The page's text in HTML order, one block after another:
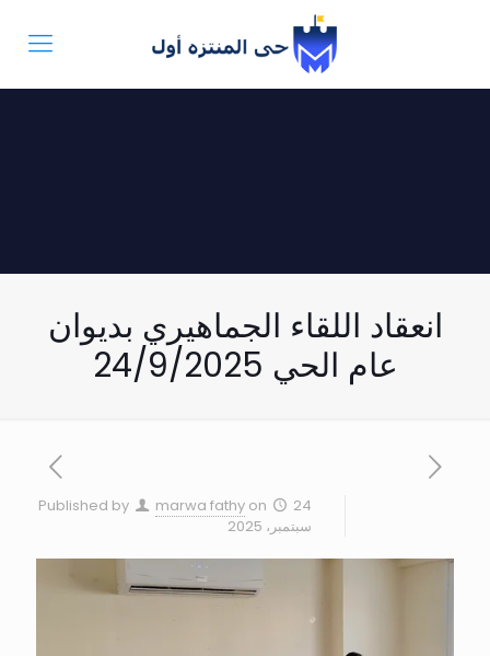
انعقاد اللقاء الجماهيري بديوان
عام الحي 24/9/2025
Published by marwa fathy on
24
سبتمبر، 2025